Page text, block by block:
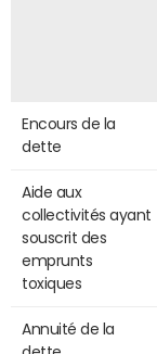
Encours de la
dette
Aide aux
collectivités ayant
souscrit des
emprunts
toxiques
Annuité de la